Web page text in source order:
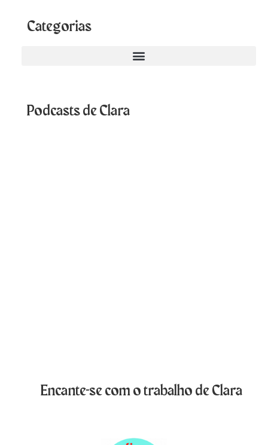
Categorias
Podcasts de Clara
Encante-se com o trabalho de Clara